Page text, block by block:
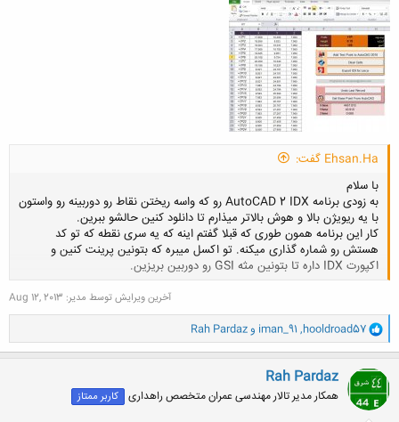
Ehsan.Ha گفت:
با سلام
به زودی برنامه AutoCAD 2 IDX رو که واسه ریختن نقاط رو دوربینه رو واستون
با یه ریویژن بالا و هوش بالاتر میذارم تا دانلود کنین حالشو ببرین.
کار این برنامه همون طوری که قبلا گفتم اینه که یه سری نقطه که تو کد
هستش رو شماره گذاری میکنه. تو اکسل میبره که بتونین پرینت کنین و
اکپورت IDX داره تا بتونین مثه GSI رو دوربین بریزین.
کلیک کنید تا باز شود...آخرین ویرایش توسط مدیر: Aug 12, 2013
و
ا
ک
ن
ش
ه
ا
hooldroad57
,
iman_91 وRah Pardaz
Rah Pardaz
همکار مدیر تالار مهندسی عمران متخصص راهداری کاربر ممتاز